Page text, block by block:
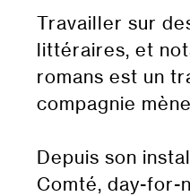
Travailler sur
littéraires, et
romans est un
compagnie
Depuis son
Comté, day-for-